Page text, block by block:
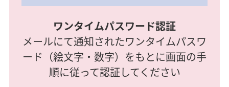
ワンタイムパスワード認証
メールにて通知されたワンタイムパスワ
ード（絵文字・数字）をもとに画面の手
順に従って認証してください